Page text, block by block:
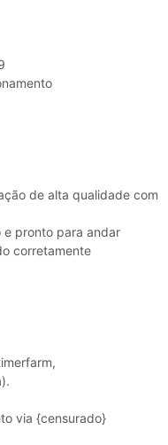
de alta qualidade com
e pronto para andar
corretamente
via {censurado}